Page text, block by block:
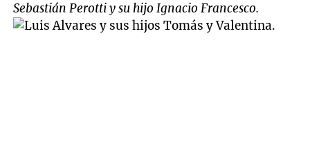
Sebastián Perotti y su hijo Ignacio Francesco.